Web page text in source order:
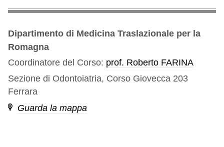
Dipartimento di Medicina Traslazionale per la
Romagna
Coordinatore del Corso: prof. Roberto FARINA
Sezione di Odontoiatria, Corso Giovecca 203
Ferrara
Guarda la mappa